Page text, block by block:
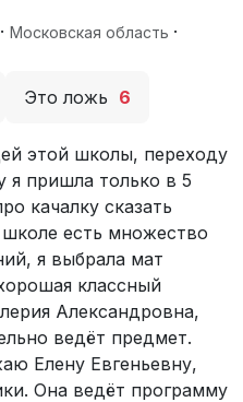
· Московская область ·
Это ложь 6
этой школы, переходу
я пришла только в 5
качалку сказать
есть множество
я выбрала мат
классный
Александровна,
ведёт предмет.
Елену Евгеньевну,
Она ведёт программу